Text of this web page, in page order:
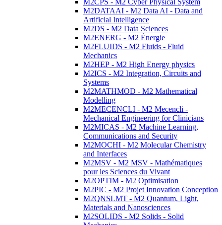
M2CPS - M2 Cyber Physical System
M2DATAAI - M2 Data AI - Data and
Artificial Intelligence
M2DS - M2 Data Sciences
M2ENERG - M2 Énergie
M2FLUIDS - M2 Fluids - Fluid
Mechanics
M2HEP - M2 High Energy physics
M2ICS - M2 Integration, Circuits and
Systems
M2MATHMOD - M2 Mathematical
Modelling
M2MECENCLI - M2 Mecencli -
Mechanical Engineering for Clinicians
M2MICAS - M2 Machine Learning,
Communications and Security
M2MOCHI - M2 Molecular Chemistry
and Interfaces
M2MSV - M2 MSV - Mathématiques
pour les Sciences du Vivant
M2OPTIM - M2 Optimisation
M2PIC - M2 Projet Innovation Conception
M2QNSLMT - M2 Quantum, Light,
Materials and Nanosciences
M2SOLIDS - M2 Solids - Solid